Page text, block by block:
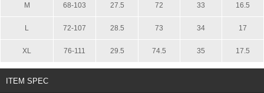
M 68-103 27.5 72 33 16.5
L 72-107 28.5 73 34 17
XL 76-111 29.5 74.5 35 17.5
ITEM SPEC